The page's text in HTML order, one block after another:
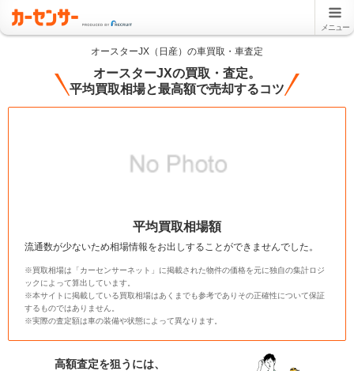
メニュー
オースターJX（日産）の車買取・車査定
オースターJXの買取・査定。
平均買取相場と最高額で売却するコツ
平均買取相場額
流通数が少ないため相場情報をお出しすることができませんでした。
※買取相場は「カーセンサーネット」に掲載された物件の価格を元に独自の集計ロジ
ックによって算出しています。
※本サイトに掲載している買取相場はあくまでも参考でありその正確性について保証
するものではありません。
※実際の査定額は車の装備や状態によって異なります。
高額査定を狙うには、